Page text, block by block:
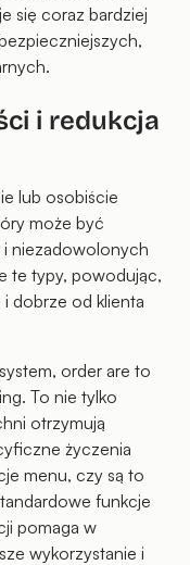
się coraz bardziej
i redukcja
lub osobiście
może być
i niezadowolonych
te typy, powodując,
dobrze od klienta
system, order are to
To nie tylko
otrzymują
życzenia
menu, czy są to
funkcje
pomaga w
wykorzystanie i